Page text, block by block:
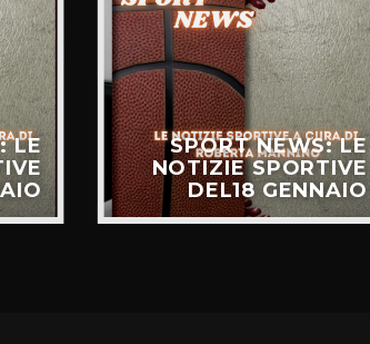
LE
SPORT NEWS: LE
NOTIZIE SPORTIVE
DEL18 GENNAIO